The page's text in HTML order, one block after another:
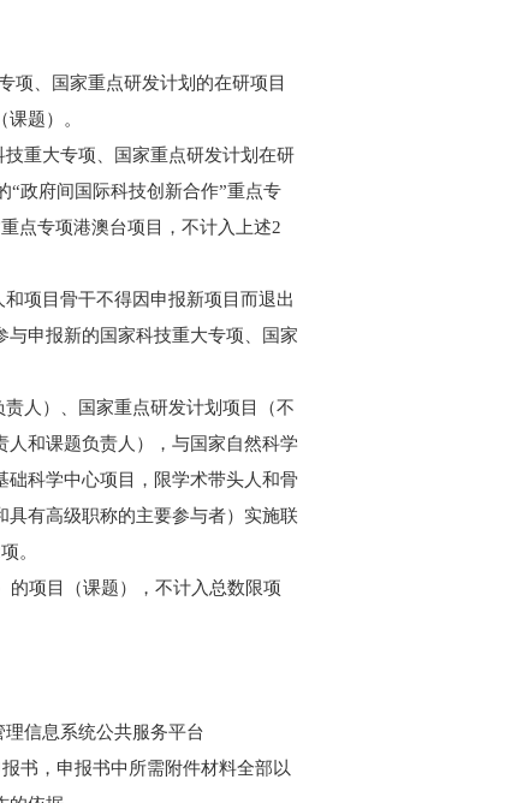
项、国家重点研发计划的在研项目
题）。
重大专项、国家重点研发计划在研
“政府间国际科技创新合作”重点专
点专项港澳台项目，不计入上述2
项目骨干不得因申报新项目而退出
申报新的国家科技重大专项、国家
人）、国家重点研发计划项目（不
和课题负责人），与国家自然科学
科学中心项目，限学术带头人和骨
有高级职称的主要参与者）实施联
。
的项目（课题），不计入总数限项
信息系统公共服务平台
书，申报书中所需附件材料全部以